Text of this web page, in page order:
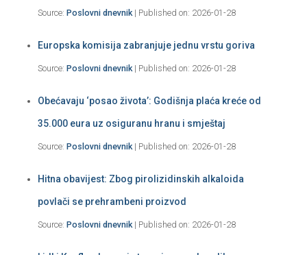
Source: Poslovni dnevnik Published on: 2026-01-28
Europska komisija zabranjuje jednu vrstu goriva
Source: Poslovni dnevnik Published on: 2026-01-28
Obećavaju ‘posao života’: Godišnja plaća kreće od
35.000 eura uz osiguranu hranu i smještaj
Source: Poslovni dnevnik Published on: 2026-01-28
Hitna obavijest: Zbog pirolizidinskih alkaloida
povlači se prehrambeni proizvod
Source: Poslovni dnevnik Published on: 2026-01-28